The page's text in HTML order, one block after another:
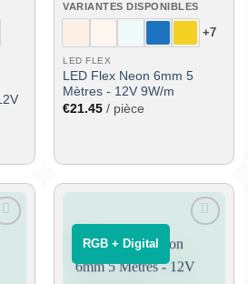
VARIANTES DISPONIBLES
+7
LED FLEX
LED Flex Neon 6mm 5
Mètres - 12V 9W/m
€21.45 / pièce
⠀RGB + Digital⠀
à la liste
de
souhaits